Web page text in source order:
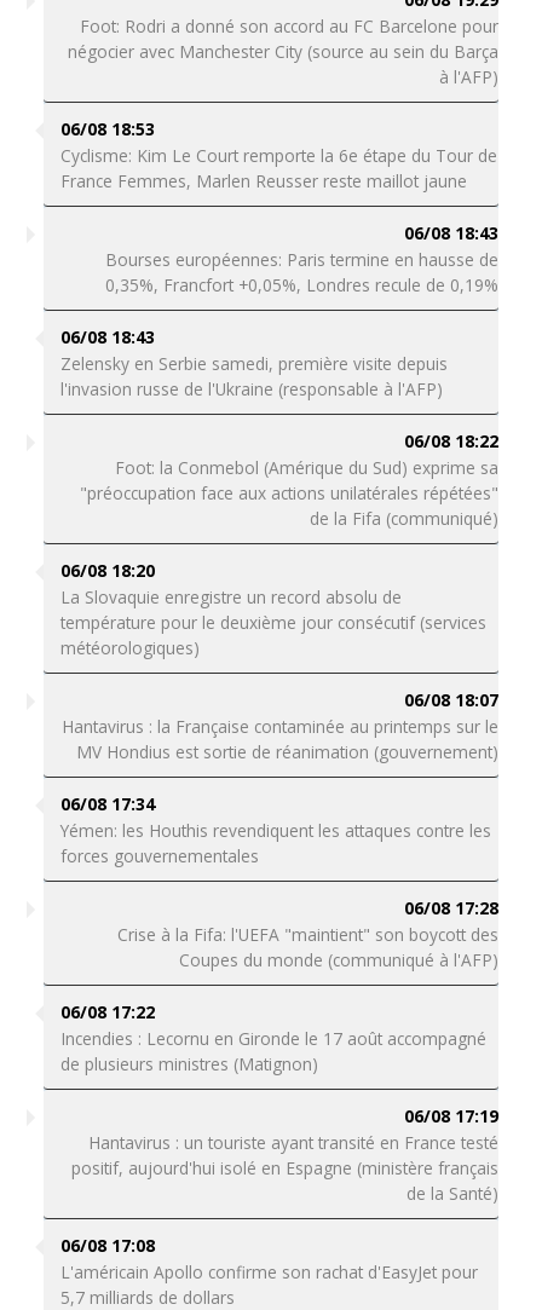
Foot: Rodri a donné son accord au FC Barcelone pour
négocier avec Manchester City (source au sein du Barça
à l'AFP)
06/08 18:53
Cyclisme: Kim Le Court remporte la 6e étape du Tour de
France Femmes, Marlen Reusser reste maillot jaune
06/08 18:43
Bourses européennes: Paris termine en hausse de
0,35%, Francfort +0,05%, Londres recule de 0,19%
06/08 18:43
Zelensky en Serbie samedi, première visite depuis
l'invasion russe de l'Ukraine (responsable à l'AFP)
06/08 18:22
Foot: la Conmebol (Amérique du Sud) exprime sa
"préoccupation face aux actions unilatérales répétées"
de la Fifa (communiqué)
06/08 18:20
La Slovaquie enregistre un record absolu de
température pour le deuxième jour consécutif (services
météorologiques)
06/08 18:07
Hantavirus : la Française contaminée au printemps sur le
MV Hondius est sortie de réanimation (gouvernement)
06/08 17:34
Yémen: les Houthis revendiquent les attaques contre les
forces gouvernementales
06/08 17:28
Crise à la Fifa: l'UEFA "maintient" son boycott des
Coupes du monde (communiqué à l'AFP)
06/08 17:22
Incendies : Lecornu en Gironde le 17 août accompagné
de plusieurs ministres (Matignon)
06/08 17:19
Hantavirus : un touriste ayant transité en France testé
positif, aujourd'hui isolé en Espagne (ministère français
de la Santé)
06/08 17:08
L'américain Apollo confirme son rachat d'EasyJet pour
5,7 milliards de dollars